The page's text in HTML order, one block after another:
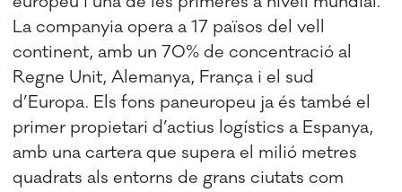
La companyia opera a 17 països del vell
continent, amb un 70% de concentració al
Regne Unit, Alemanya, França i el sud
d’Europa. Els fons paneuropeu ja és també el
primer propietari d’actius logístics a Espanya,
amb una cartera que supera el milió metres
quadrats als entorns de grans ciutats com